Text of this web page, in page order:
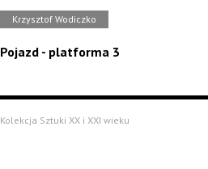
Krzysztof Wodiczko
Pojazd - platforma 3
Kolekcja Sztuki XX i XXI wieku